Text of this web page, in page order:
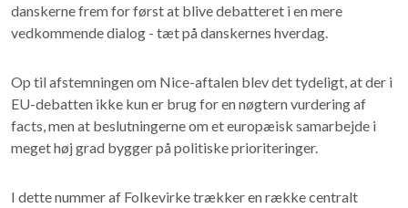
danskerne frem for først at blive debatteret i en mere
vedkommende dialog - tæt på danskernes hverdag.
Op til afstemningen om Nice-aftalen blev det tydeligt, at der i
EU-debatten ikke kun er brug for en nøgtern vurdering af
facts, men at beslutningerne om et europæisk samarbejde i
meget høj grad bygger på politiske prioriteringer.
I dette nummer af Folkevirke trækker en række centralt